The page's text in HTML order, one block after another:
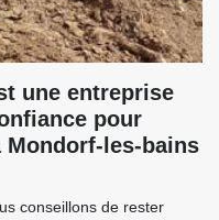
une entreprise
pour
Mondorf-les-bains
conseillons de rester